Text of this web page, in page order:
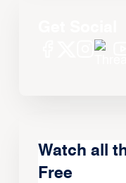
Watch all
Free